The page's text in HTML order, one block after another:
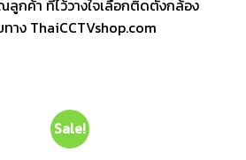
กค้า ที่ไว้วางใจเลือกติดตั้งกล้อง
าง ThaiCCTVshop.com
Sale!